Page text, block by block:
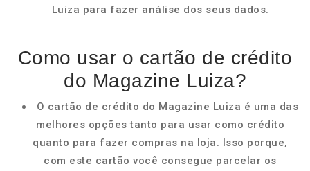
Luiza para fazer análise dos seus dados.
Como usar o cartão de crédito
do Magazine Luiza?
O cartão de crédito do Magazine Luiza é uma das
melhores opções tanto para usar como crédito
quanto para fazer compras na loja. Isso porque,
com este cartão você consegue parcelar os